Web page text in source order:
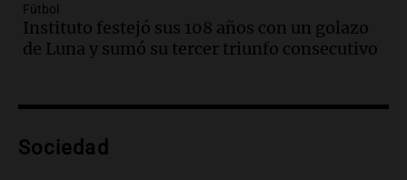
Audio.Borges, abogada de Pourrain:
"Tres hombres se lo llevaron para
hacerle preguntas y nunca regresó"
Episodios
metros del río Suquía y retiraron hasta
Fútbol
Instituto festejó sus 108 años con un golazo
de Luna y sumó su tercer triunfo consecutivo
Sociedad